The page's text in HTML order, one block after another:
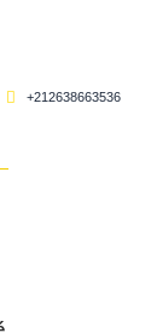
+212638663536